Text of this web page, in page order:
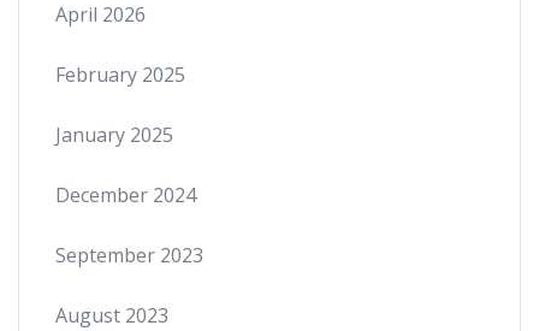
April 2026
February 2025
January 2025
December 2024
September 2023
August 2023